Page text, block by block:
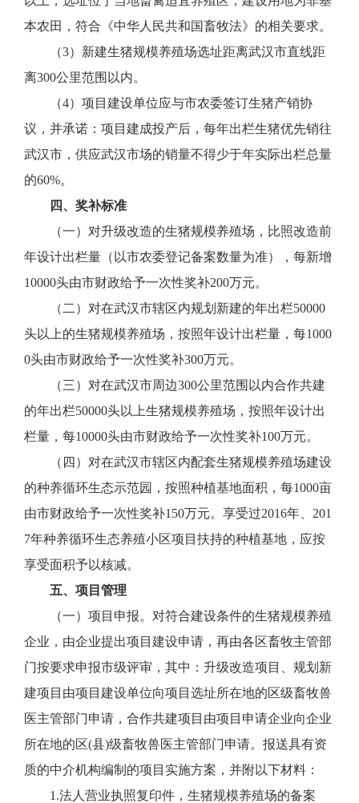
本农田，符合《中华人民共和国畜牧法》的相关要求。
（3）新建生猪规模养殖场选址距离武汉市直线距
离300公里范围以内。
（4）项目建设单位应与市农委签订生猪产销协
议，并承诺：项目建成投产后，每年出栏生猪优先销往
武汉市，供应武汉市场的销量不得少于年实际出栏总量
的60%。
四、奖补标准
（一）对升级改造的生猪规模养殖场，比照改造前
年设计出栏量（以市农委登记备案数量为准），每新增
10000头由市财政给予一次性奖补200万元。
（二）对在武汉市辖区内规划新建的年出栏50000
头以上的生猪规模养殖场，按照年设计出栏量，每1000
0头由市财政给予一次性奖补300万元。
（三）对在武汉市周边300公里范围以内合作共建
的年出栏50000头以上生猪规模养殖场，按照年设计出
栏量，每10000头由市财政给予一次性奖补100万元。
（四）对在武汉市辖区内配套生猪规模养殖场建设
的种养循环生态示范园，按照种植基地面积，每1000亩
由市财政给予一次性奖补150万元。享受过2016年、201
7年种养循环生态养殖小区项目扶持的种植基地，应按
享受面积予以核减。
五、项目管理
（一）项目申报。对符合建设条件的生猪规模养殖
企业，由企业提出项目建设申请，再由各区畜牧主管部
门按要求申报市级评审，其中：升级改造项目、规划新
建项目由项目建设单位向项目选址所在地的区级畜牧兽
医主管部门申请，合作共建项目由项目申请企业向企业
所在地的区(县)级畜牧兽医主管部门申请。报送具有资
质的中介机构编制的项目实施方案，并附以下材料：
1.法人营业执照复印件，生猪规模养殖场的备案